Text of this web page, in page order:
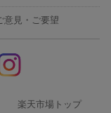
意見・ご要望
楽天市場トップ